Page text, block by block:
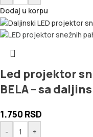
Dodaj u korpu
Led projektor
BELA – sa
1.750 RSD
-
+